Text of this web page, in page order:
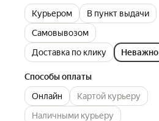
Курьером
В пункт выдачи
Самовывозом
Доставка по клику
Неважно
Способы оплаты
Онлайн
Картой курьеру
Наличными курьеру